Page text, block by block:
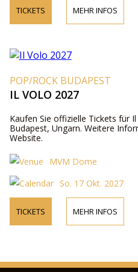
TICKETS MEHR INFOS
POP/ROCK BUDAPEST
IL VOLO 2027
Kaufen Sie offizielle Tickets für
Budapest, Ungarn. Weitere
Website.
MVM Dome
So. 17 Okt. 2027
TICKETS MEHR INFOS